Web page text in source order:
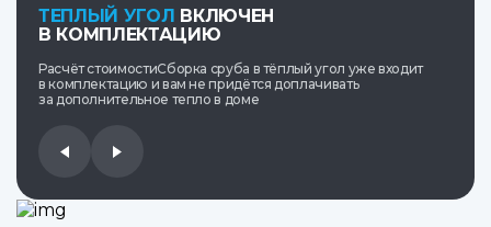
ТЕПЛЫЙ УГОЛ ВКЛЮЧЕН
В КОМПЛЕКТАЦИЮ
Расчёт стоимостиСборка сруба в тёплый угол уже входит
в комплектацию и вам не придётся доплачивать
за дополнительное тепло в доме